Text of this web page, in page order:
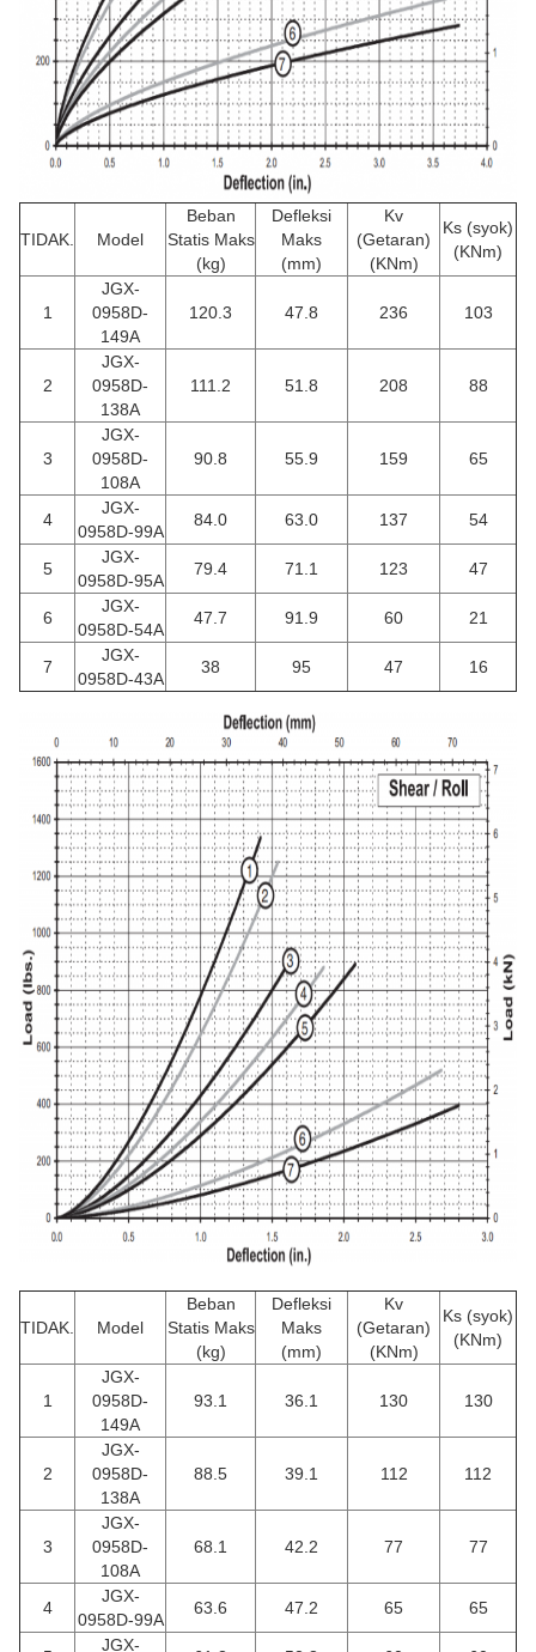
TIDAK. Model
Beban
Statis Maks
(kg)
Defleksi
Maks
(mm)
Kv
(Getaran)
(KNm)
Ks (syok)
(KNm)
1
JGX-
0958D-
149A
120.3 47.8 236 103
2
JGX-
0958D-
138A
111.2 51.8 208 88
3
JGX-
0958D-
108A
90.8 55.9 159 65
4
JGX-
0958D-99A
84.0 63.0 137 54
5
JGX-
0958D-95A
79.4 71.1 123 47
6
JGX-
0958D-54A
47.7 91.9 60 21
7
JGX-
0958D-43A
38 95 47 16
TIDAK. Model
Beban
Statis Maks
(kg)
Defleksi
Maks
(mm)
Kv
(Getaran)
(KNm)
Ks (syok)
(KNm)
1
JGX-
0958D-
149A
93.1 36.1 130 130
2
JGX-
0958D-
138A
88.5 39.1 112 112
3
JGX-
0958D-
108A
68.1 42.2 77 77
4
JGX-
0958D-99A
63.6 47.2 65 65
JGX-